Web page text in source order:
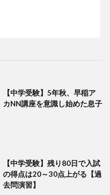
【中学受験】5年秋、早稲ア
カNN講座を意識し始めた息子
【中学受験】残り80日で入試
の得点は20～30点上がる【過
去問演習】